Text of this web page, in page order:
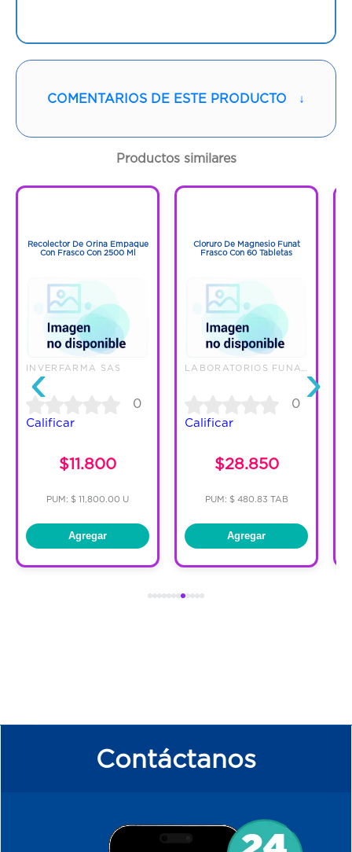
COMENTARIOS DE ESTE PRODUCTO ↓
Productos similares
‹
Recolector De Orina Empaque
Con Frasco Con 2500 Ml
INVERFARMA SAS
0
Calificar
$11.800
PUM: $ 11,800.00 U
Agregar
Cloruro De Magnesio Funat
Frasco Con 60 Tabletas
0
Calificar
$28.850
PUM: $ 480.83 TAB
Agregar
›
Contáctanos